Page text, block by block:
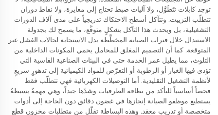
توجد كابلات تتَطَوَّل، ولا آليات ضبط تحتاج إلى معايرة، ولا نقاط دوران
تتطلّب التزييت. وتتآكل أسطح الاحتكاك تدريجياً على مدى آلاف الدورات
التشغيلية، بل ويحدث هذا التآكل بشكلٍ متوقَّع، ما يسمح لك بجدولة
الاستبدال خلال فترات الصيانة المخطَّطة بدل الاستجابة لحالات الفشل غير
المتوقعة. كما أن التصميم المغلق للمحامل يحمي المكونات الداخلية من
التلوث، مما يطيل عمر الخدمة حتى في البيئات الصناعية القاسية التي
تؤدي فيها الغبار أو الرطوبة أو التعرّض للمواد الكيميائية إلى تدهورٍ سريعٍ
لأنظمة التشغيل التقليدية. أما التوصيلات الكهربائية فهي تتطلّب فقط
فحصاً أساسياً للتأكد من نظافة الطرفيات وشدّها جيداً، وهي مهمةٌ بسيطةٌ
يستطيع موظفو الصيانة إنجازها في غضون دقائق دون الحاجة إلى أدوات
متخصصة أو تدريبٍ معقد. وهذه البساطة تقلّل من متطلبات مخزون قطع